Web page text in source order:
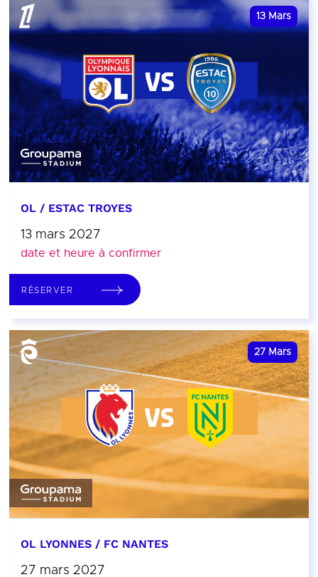
13 Mars
OL / ESTAC TROYES
13 mars 2027
date et heure à confirmer
RÉSERVER
27 Mars
OL LYONNES / FC NANTES
27 mars 2027